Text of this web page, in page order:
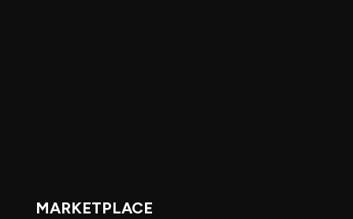
MARKETPLACE